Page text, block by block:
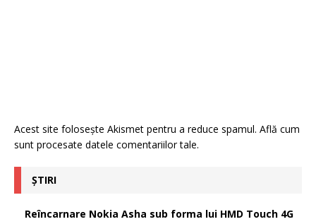
Acest site folosește Akismet pentru a reduce spamul. Află cum
sunt procesate datele comentariilor tale.
ȘTIRI
Reîncarnare Nokia Asha sub forma lui HMD Touch 4G